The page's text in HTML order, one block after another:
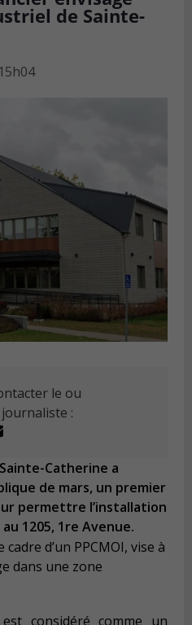
de Sainte-
le ou
journaliste :
Catherine a
de mars, un premier
permettre l’installation
1205, 1re Avenue.
d’un PPCMOI, vise à
dans une zone
considéré comme un